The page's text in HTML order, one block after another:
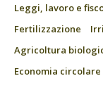
Leggi, lavoro e
Fertilizzazione
Agricoltura
Economia circolare